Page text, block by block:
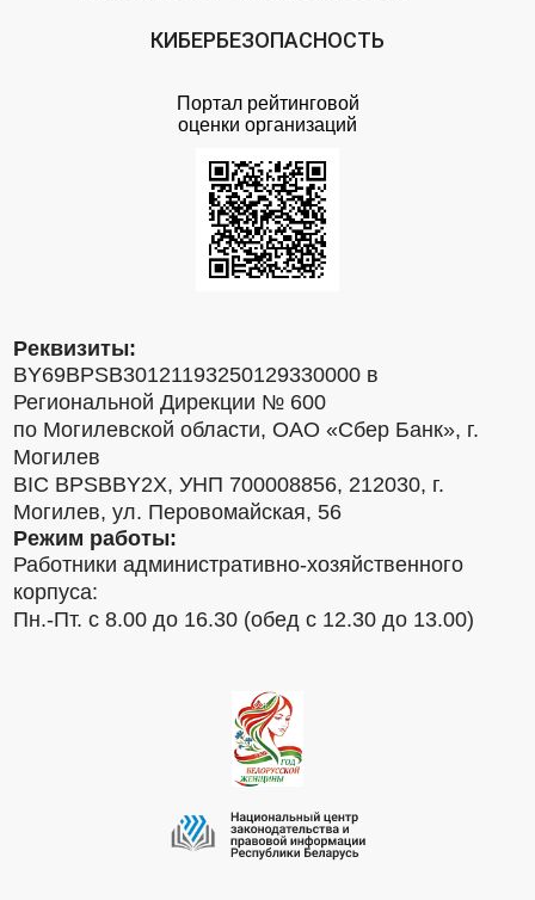
КИБЕРБЕЗОПАСНОСТЬ
Портал рейтинговой
оценки организаций
Реквизиты:
BY69BPSB30121193250129330000 в
Региональной Дирекции № 600
по Могилевской области, ОАО «Сбер Банк», г.
Могилев
BIC BPSBBY2X, УНП 700008856, 212030, г.
Могилев, ул. Перовомайская, 56
Режим работы:
Работники административно-хозяйственного
корпуса:
Пн.-Пт. с 8.00 до 16.30 (обед с 12.30 до 13.00)